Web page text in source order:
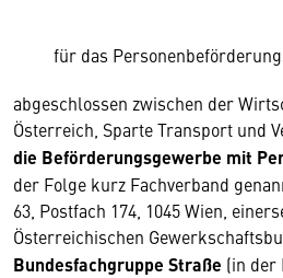
für das
abgeschlossen zwischen der
Österreich, Sparte Transport und
die Beförderungsgewerbe mit
der Folge kurz Fachverband
63, Postfach 174, 1045 Wien,
Österreichischen
Bundesfachgruppe Straße (in der